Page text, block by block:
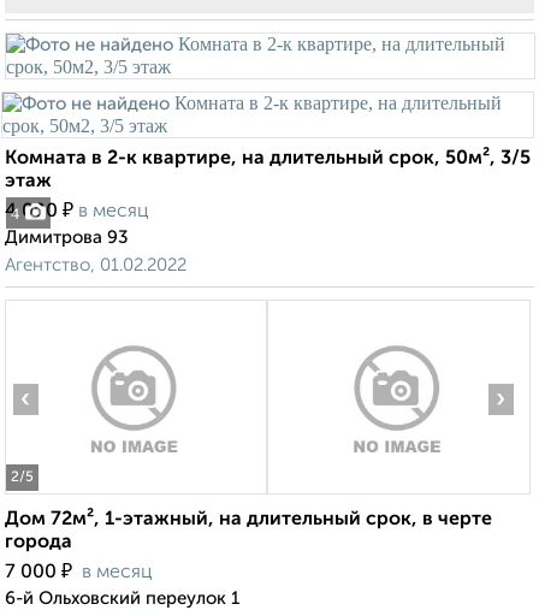
4
Комната в 2-к квартире, на длительный срок, 50м², 3/5
этаж
4 000 ₽ в месяц
Димитрова 93
Агентство, 01.02.2022
2/5
‹ ›
Дом 72м², 1-этажный, на длительный срок, в черте
города
7 000 ₽ в месяц
6-й Ольховский переулок 1